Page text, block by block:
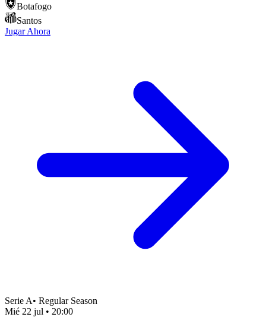
Botafogo
Santos
Jugar Ahora
Serie A• Regular Season
Mié 22 jul • 20:00